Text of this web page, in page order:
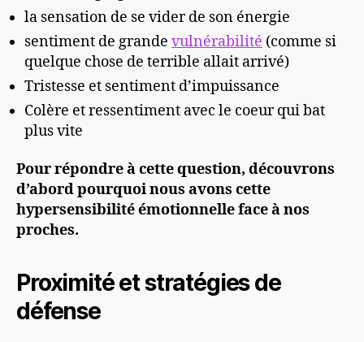
la sensation de se vider de son énergie
sentiment de grande vulnérabilité (comme si
quelque chose de terrible allait arrivé)
Tristesse et sentiment d’impuissance
Colère et ressentiment avec le coeur qui bat
plus vite
Pour répondre à cette question, découvrons
d’abord pourquoinous avons cette
hypersensibilité émotionnelle face à nos
proches.
Proximité et stratégies de
défense